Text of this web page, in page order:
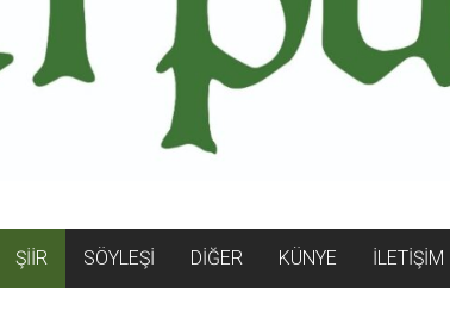
ŞİİR SÖYLEŞİ DİĞER KÜNYE İLETİŞİM